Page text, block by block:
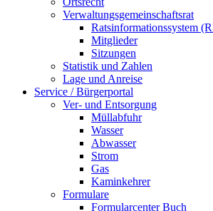
Verwaltungsgemeinschaftsrat
Ratsinformationssystem
Mitglieder
Sitzungen
Statistik und Zahlen
Lage und Anreise
Service / Bürgerportal
Ver- und Entsorgung
Müllabfuhr
Wasser
Abwasser
Strom
Gas
Kaminkehrer
Formulare
Formularcenter Buch